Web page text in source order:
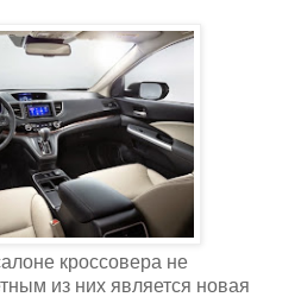
кроссовера не
из них является новая